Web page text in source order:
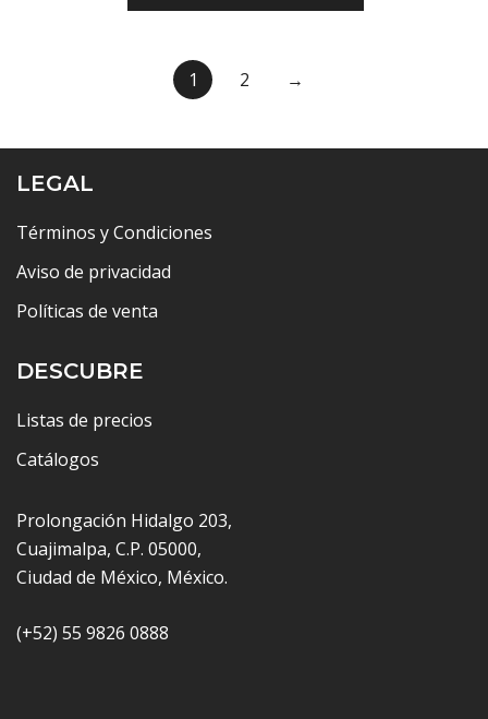
1 2 →
LEGAL
Términos y Condiciones
Aviso de privacidad
Políticas de venta
DESCUBRE
Listas de precios
Catálogos
Prolongación Hidalgo 203,
Cuajimalpa, C.P. 05000,
Ciudad de México, México.
(+52) 55 9826 0888